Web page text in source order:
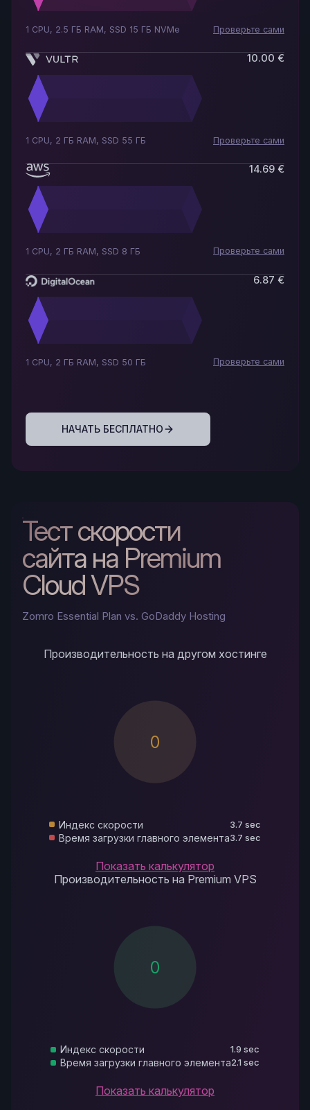
НАЧАТЬ БЕСПЛАТНО
1 CPU, 2.5 ГБ RAM, SSD 15 ГБ NVMe Проверьте сами
1 CPU, 2 ГБ RAM, SSD 55 ГБ
10.00 €
Проверьте сами
1 CPU, 2 ГБ RAM, SSD 8 ГБ
14.69 €
Проверьте сами
1 CPU, 2 ГБ RAM, SSD 50 ГБ
6.87 €
Проверьте сами
Тест скорости
сайта на Premium
Cloud VPS
Zomro Essential Plan vs. GoDaddy Hosting
Производительность на другом хостинге
0
Индекс скорости 3.7 sec
Время загрузки главного элемента3.7 sec
Показать калькулятор
Производительность на Premium VPS
0
Индекс скорости 1.9 sec
Время загрузки главного элемента2.1 sec
Показать калькулятор